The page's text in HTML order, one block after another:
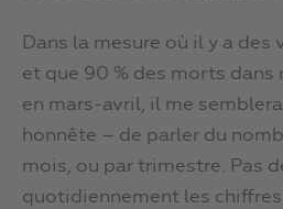
Dans la mesure où il y a des
et que 90 % des morts dans
en mars-avril, il me
honnête – de parler du
mois, ou par trimestre. Pas
quotidiennement les